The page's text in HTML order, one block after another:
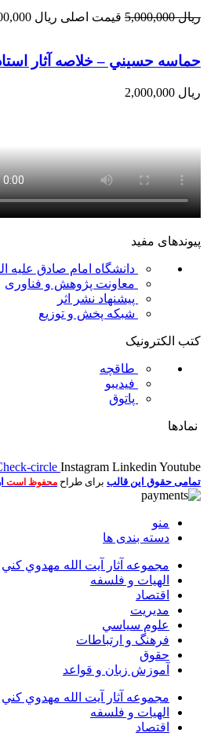
ریال5,000,000 قیمت اصلی ریال 5,000,000 بود.
حماسه حسيني – خلاصه آثار
ریال
پیوندهای مفید
دانشگاه امام صادق علیه
معاونت پژوهش و فناوری
پیشنهاد نشر اثر
شبکه پخش و توزیع
کتب الکترونیک
طاقچه
فیدیبو
پاتوق
نمادها
circle Instagram Linkedin Youtube
تمامی حقوق این قالب برای طراح محفوظ است
منو
دسته بندی ها
مجموعه آثار آيت الله مهدوي كني
الهیات و فلسفه
اقتصاد
مديريت
علوم سياسي
فرهنگ و ارتباطات
حقوق
آموزش زبان و قواعد
مجموعه آثار آيت الله مهدوي كني
الهیات و فلسفه
اقتصاد